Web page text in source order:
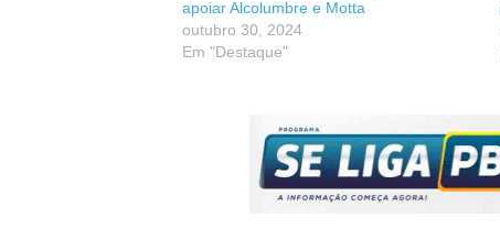
apoiar Alcolumbre e Motta
outubro 30, 2024
Em "Destaque"